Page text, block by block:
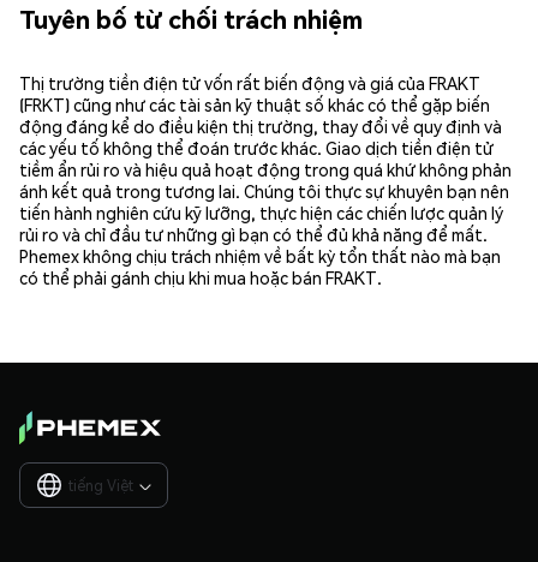
Tuyên bố từ chối trách nhiệm
Thị trường tiền điện tử vốn rất biến động và giá của FRAKT
(FRKT) cũng như các tài sản kỹ thuật số khác có thể gặp biến
động đáng kể do điều kiện thị trường, thay đổi về quy định và
các yếu tố không thể đoán trước khác. Giao dịch tiền điện tử
tiềm ẩn rủi ro và hiệu quả hoạt động trong quá khứ không phản
ánh kết quả trong tương lai. Chúng tôi thực sự khuyên bạn nên
tiến hành nghiên cứu kỹ lưỡng, thực hiện các chiến lược quản lý
rủi ro và chỉ đầu tư những gì bạn có thể đủ khả năng để mất.
Phemex không chịu trách nhiệm về bất kỳ tổn thất nào mà bạn
có thể phải gánh chịu khi mua hoặc bán FRAKT.
tiếng Việt 